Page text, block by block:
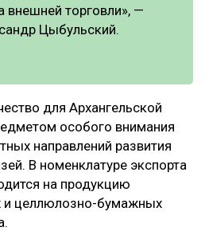
внешней торговли», —
Цыбульский.
для Архангельской
особого внимания
направлений развития
В номенклатуре экспорта
на продукцию
целлюлозно-бумажных